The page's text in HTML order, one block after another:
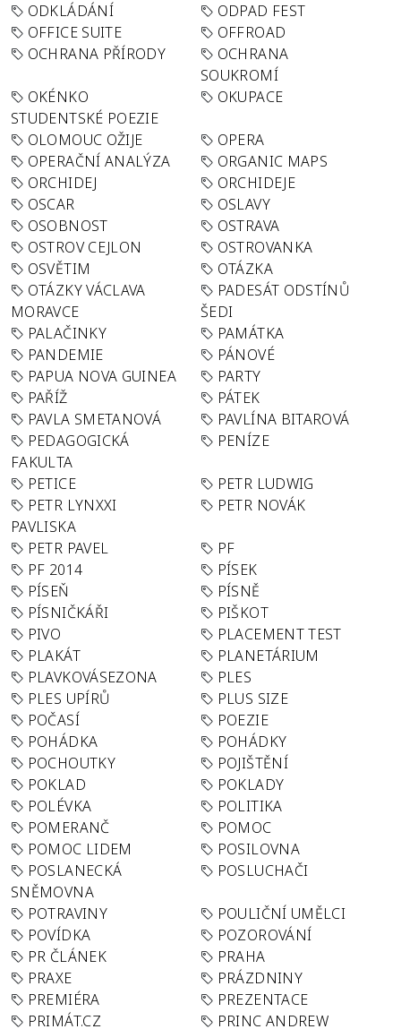
ODKLÁDÁNÍ
ODPAD FEST
OFFICE SUITE
OFFROAD
OCHRANA PŘÍRODY
OCHRANA
SOUKROMÍ
OKÉNKO
STUDENTSKÉ POEZIE
OKUPACE
OLOMOUC OŽIJE
OPERA
OPERAČNÍ ANALÝZA
ORGANIC MAPS
ORCHIDEJ
ORCHIDEJE
OSCAR
OSLAVY
OSOBNOST
OSTRAVA
OSTROV CEJLON
OSTROVANKA
OSVĚTIM
OTÁZKA
OTÁZKY VÁCLAVA
MORAVCE
PADESÁT ODSTÍNŮ
ŠEDI
PALAČINKY
PAMÁTKA
PANDEMIE
PÁNOVÉ
PAPUA NOVA GUINEA
PARTY
PAŘÍŽ
PÁTEK
PAVLA SMETANOVÁ
PAVLÍNA BITAROVÁ
PEDAGOGICKÁ
FAKULTA
PENÍZE
PETICE
PETR LUDWIG
PETR LYNXXI
PAVLISKA
PETR NOVÁK
PETR PAVEL
PF
PF 2014
PÍSEK
PÍSEŇ
PÍSNĚ
PÍSNIČKÁŘI
PIŠKOT
PIVO
PLACEMENT TEST
PLAKÁT
PLANETÁRIUM
PLAVKOVÁSEZONA
PLES
PLES UPÍRŮ
PLUS SIZE
POČASÍ
POEZIE
POHÁDKA
POHÁDKY
POCHOUTKY
POJIŠTĚNÍ
POKLAD
POKLADY
POLÉVKA
POLITIKA
POMERANČ
POMOC
POMOC LIDEM
POSILOVNA
POSLANECKÁ
SNĚMOVNA
POSLUCHAČI
POTRAVINY
POULIČNÍ UMĚLCI
POVÍDKA
POZOROVÁNÍ
PR ČLÁNEK
PRAHA
PRAXE
PRÁZDNINY
PREMIÉRA
PREZENTACE
PRIMÁT.CZ
PRINC ANDREW